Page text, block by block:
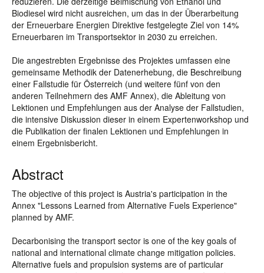
Biodiesel wird nicht ausreichen, um das in der Überarbeitung
der Erneuerbare Energien Direktive festgelegte Ziel von 14%
Erneuerbaren im Transportsektor in 2030 zu erreichen.
Die angestrebten Ergebnisse des Projektes umfassen eine
gemeinsame Methodik der Datenerhebung, die Beschreibung
einer Fallstudie für Österreich (und weitere fünf von den
anderen Teilnehmern des AMF Annex), die Ableitung von
Lektionen und Empfehlungen aus der Analyse der Fallstudien,
die intensive Diskussion dieser in einem Expertenworkshop und
die Publikation der finalen Lektionen und Empfehlungen in
einem Ergebnisbericht.
Abstract
The objective of this project is Austria's participation in the
Annex "Lessons Learned from Alternative Fuels Experience"
planned by AMF.
Decarbonising the transport sector is one of the key goals of
national and international climate change mitigation policies.
Alternative fuels and propulsion systems are of particular